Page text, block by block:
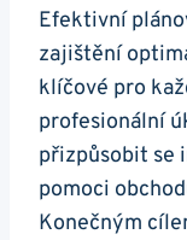
Efektivní
zajištění
klíčové pro
profesionální
přizpůsobit se
pomoci
Konečným